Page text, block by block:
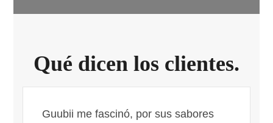
Qué dicen los clientes.
Guubii me fascinó, por sus sabores